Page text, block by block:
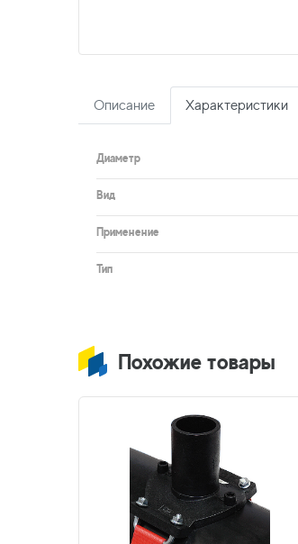
Описание Характеристики
Диаметр
Вид
Применение
Тип
Похожие товары